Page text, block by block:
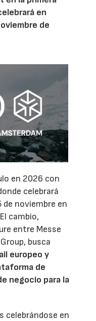
en
de
en 2026 con
celebrará
de noviembre en
cambio,
entre Messe
busca
europeo y
de
negocio para la
celebrándose en